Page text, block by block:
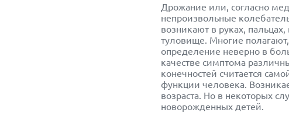
Дрожание или, согласно
непроизвольные
возникают в руках,
туловище. Многие
определение неверно в
качестве симптома
конечностей считается
функции человека.
возраста. Но в некоторых
новорожденных детей.